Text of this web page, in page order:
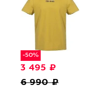
-50%
3 495 ₽
6 990 ₽